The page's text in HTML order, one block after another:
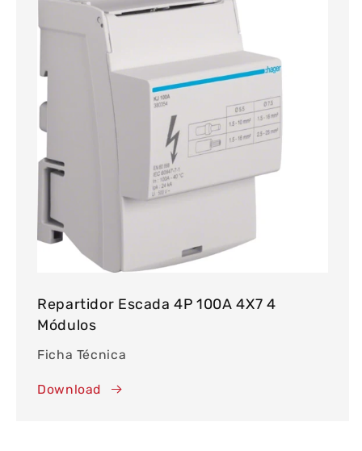
Repartidor Escada 4P 100A 4X7 4
Módulos
Ficha Técnica
Download